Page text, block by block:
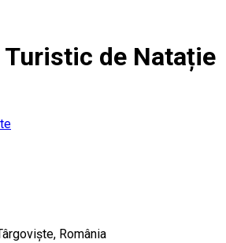
Turistic de Natație
România